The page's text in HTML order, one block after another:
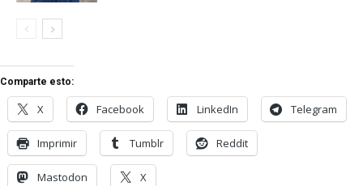
Comparte esto:
X Facebook LinkedIn Telegram
Imprimir Tumblr Reddit
Mastodon X